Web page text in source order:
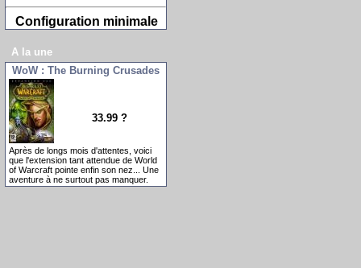
Configuration minimale
A la une
WoW : The Burning Crusades
33.99 ?
Après de longs mois d'attentes, voici
que l'extension tant attendue de World
of Warcraft pointe enfin son nez... Une
aventure à ne surtout pas manquer.